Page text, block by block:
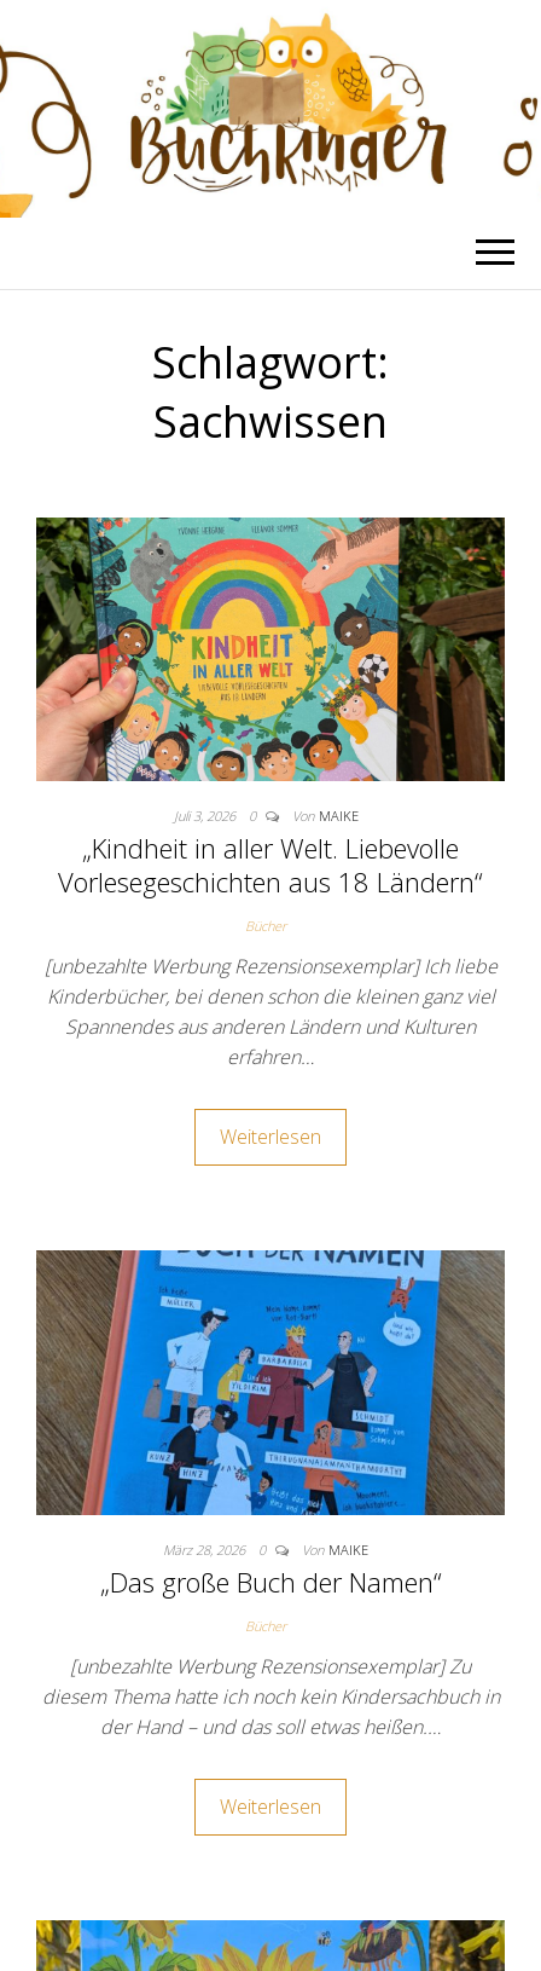
Die schönsten Kinderbücher
Schlagwort:
Sachwissen
Juli 3, 2026 0 Von MAIKE
„Kindheit in aller Welt. Liebevolle
Vorlesegeschichten aus 18 Ländern“
Bücher
[unbezahlte Werbung Rezensionsexemplar] Ich liebe
Kinderbücher, bei denen schon die kleinen ganz viel
Spannendes aus anderen Ländern und Kulturen
erfahren…
Weiterlesen
März 28, 2026 0 Von MAIKE
„Das große Buch der Namen“
Bücher
[unbezahlte Werbung Rezensionsexemplar] Zu
diesem Thema hatte ich noch kein Kindersachbuch in
der Hand – und das soll etwas heißen.…
Weiterlesen